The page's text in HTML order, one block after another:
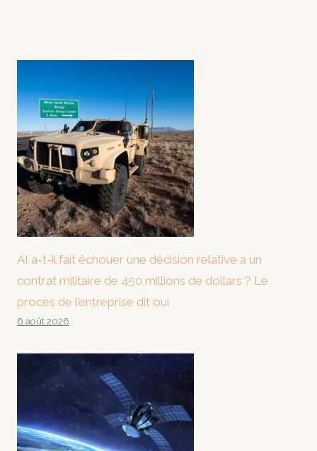
AI a-t-il fait échouer une décision relative à un
contrat militaire de 450 millions de dollars ? Le
procès de l’entreprise dit oui
6 août 2026